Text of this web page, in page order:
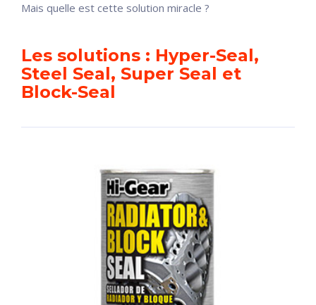
Mais quelle est cette solution miracle ?
Les solutions : Hyper-Seal,
Steel Seal, Super Seal et
Block-Seal